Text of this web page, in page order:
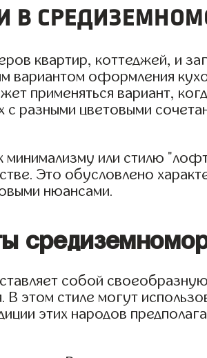
в
квартир, коттеджей, и
вариантом оформления
применяться вариант,
с разными цветовыми
или стилю
Это обусловлено
нюансами.
собой
этом стиле могут
этих народов